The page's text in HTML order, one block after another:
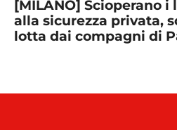
[MILANO] Scioperano
alla sicurezza privata,
lotta dai compagni di